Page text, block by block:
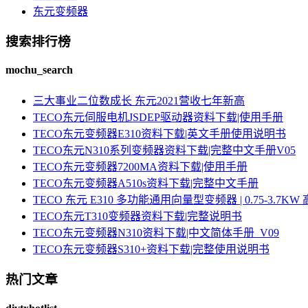
东元变频器
搜索排行榜
mochu_search
三大事业二位数成长 东元2021营收七年新高
TECO东元伺服电机JSDEP驱动器资料下载|使用手册
TECO东元变频器E310资料下载|英文手册使用说明书
TECO东元N310系列变频器资料下载|完整中文手册V05
TECO东元变频器7200MA资料下载|使用手册
TECO东元变频器A510s资料下载|完整中文手册
TECO 东元 E310 多功能通用向量型变频器 | 0.75-3.7KW
TECO东元T310变频器资料下载|完整说明书
TECO东元变频器N310资料下载|中文简体手册_V09
TECO东元变频器S310+资料下载|完整使用说明书
热门文章